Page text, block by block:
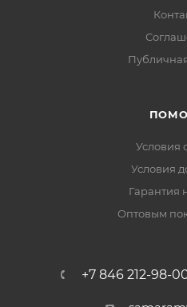
Условия
Условия
Гарантия
Оптовым
+7 846 212-98-